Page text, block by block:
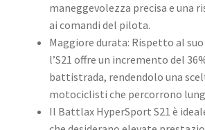
maneggevolezza precisa e una
ai comandi del pilota. ​
Maggiore durata: Rispetto al
l’S21 offre un incremento del
battistrada, rendendolo una
motociclisti che percorrono
Il Battlax HyperSport S21 è